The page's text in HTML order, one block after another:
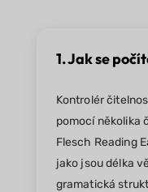
1. Jak se
Kontrolér
pomocí několika
Flesch Reading
jako jsou délka
gramatická